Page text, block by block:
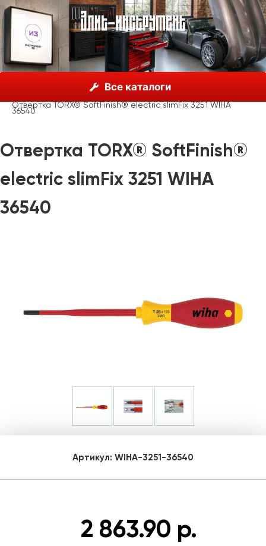
Все каталоги
Инструмент Wiha, Германия
Wiha SoftFinish® electric slimFix
Отвертка TORX® SoftFinish® electric slimFix 3251 WIHA
36540
Отвертка TORX® SoftFinish®
electric slimFix 3251 WIHA
36540
Артикул: WIHA-3251-36540
2 863.90 р.